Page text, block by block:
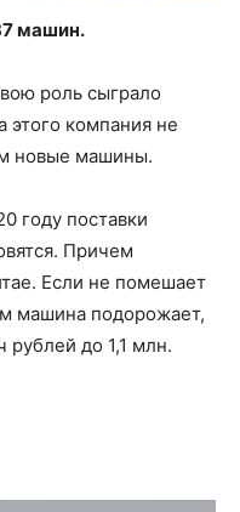
машин.
роль сыграло
этого компания не
новые машины.
году поставки
Причем
Если не помешает
машина подорожает,
рублей до 1,1 млн.